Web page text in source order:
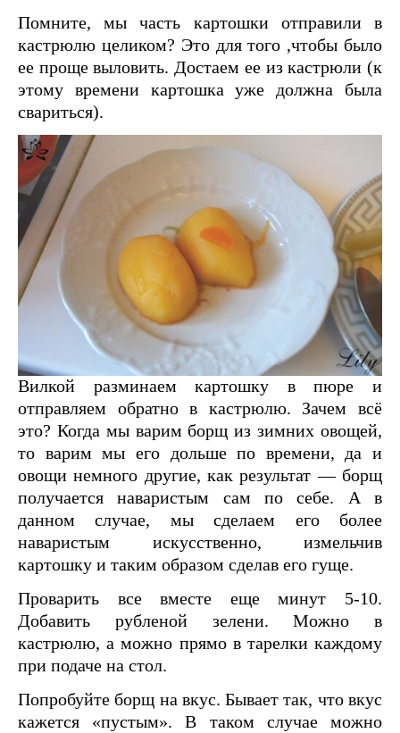
Помните, мы часть картошки отправили в
кастрюлю целиком? Это для того ,чтобы было
ее проще выловить. Достаем ее из кастрюли (к
этому времени картошка уже должна была
свариться).
Вилкой разминаем картошку в пюре и
отправляем обратно в кастрюлю. Зачем всё
это? Когда мы варим борщ из зимних овощей,
то варим мы его дольше по времени, да и
овощи немного другие, как результат — борщ
получается наваристым сам по себе. А в
данном случае, мы сделаем его более
наваристым искусственно, измельчив
картошку и таким образом сделав его гуще.
Проварить все вместе еще минут 5-10.
Добавить рубленой зелени. Можно в
кастрюлю, а можно прямо в тарелки каждому
при подаче на стол.
Попробуйте борщ на вкус. Бывает так, что вкус
кажется «пустым». В таком случае можно